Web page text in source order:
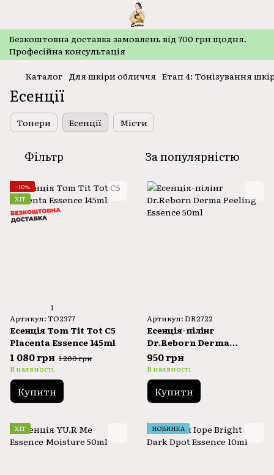
Безкоштовнa доставка замовлень від 700 грн щодня.
Професійна консультація
Каталог Для шкіри обличчя Етап 4: Тонізування
Есенції
Тонери Есенції Місти
Фільтр За популярністю
−10%
ХІТ
1
Артикул: TO2377
Есенція Tom Tit Tot C5
Placenta Essence 145ml
1 080 грн 1 200 грн
В наявності
Купити
Артикул: DR2722
Есенція-пілінг
Dr.Reborn Derma
Peeling Essence 50ml
950 грн
В наявності
Купити
ХІТ НОВИНКА